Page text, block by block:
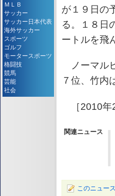
が１９日の
る。１８日
ートルを飛
ノーマル
７位、竹内
［2010年
関連ニュース
このニュー
ＭＬＢ
サッカー
サッカー日本代表
海外サッカー
スポーツ
ゴルフ
モータースポーツ
格闘技
競馬
芸能
社会